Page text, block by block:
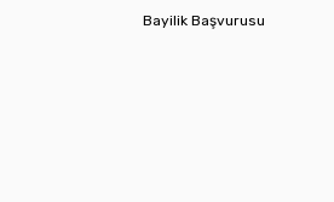
Bayilik Başvurusu